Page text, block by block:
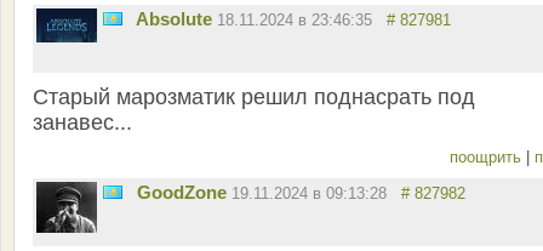
Absolute 18.11.2024 в 23:46:35 # 827981
Старый марозматик решил поднасрать под
занавес...
поощрить
GoodZone 19.11.2024 в 09:13:28 # 827982